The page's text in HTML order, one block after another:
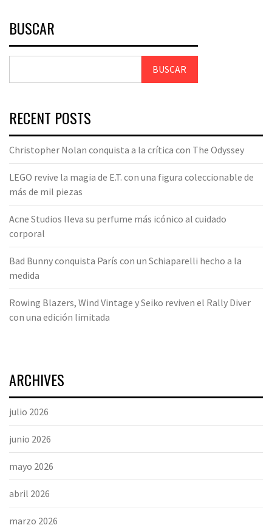
BUSCAR
BUSCAR
RECENT POSTS
Christopher Nolan conquista a la crítica con The Odyssey
LEGO revive la magia de E.T. con una figura coleccionable de
más de mil piezas
Acne Studios lleva su perfume más icónico al cuidado
corporal
Bad Bunny conquista París con un Schiaparelli hecho a la
medida
Rowing Blazers, Wind Vintage y Seiko reviven el Rally Diver
con una edición limitada
ARCHIVES
julio 2026
junio 2026
mayo 2026
abril 2026
marzo 2026